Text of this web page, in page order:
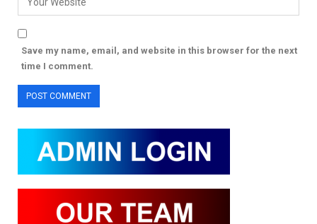
Save my name, email, and website in this browser for the next
time I comment.